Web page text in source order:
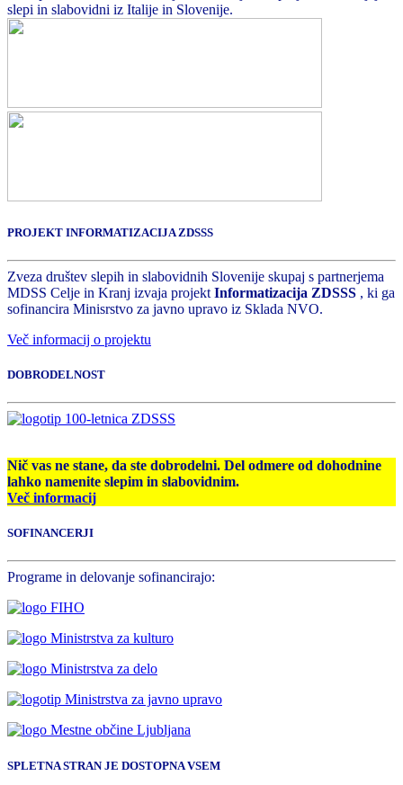
slepi in slabovidni iz Italije in Slovenije.
PROJEKT INFORMATIZACIJA ZDSSS
Zveza društev slepih in slabovidnih Slovenije skupaj s partnerjema
MDSS Celje in Kranj izvaja projekt Informatizacija ZDSSS , ki ga
sofinancira Minisrstvo za javno upravo iz Sklada NVO.
Več informacij o projektu
DOBRODELNOST
Nič vas ne stane, da ste dobrodelni. Del odmere od dohodnine
lahko namenite slepim in slabovidnim.
Več informacij
SOFINANCERJI
Programe in delovanje sofinancirajo:
SPLETNA STRAN JE DOSTOPNA VSEM